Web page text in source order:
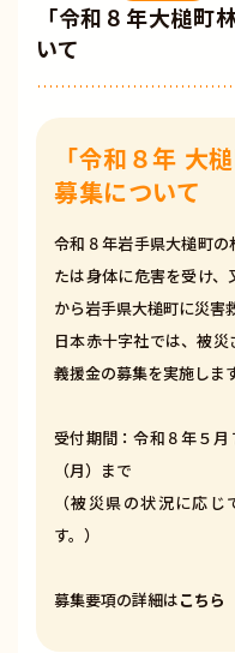
「令和８年大槌町
いて
「令和８年 大
募集について
令和８年岩手県大槌町
たは身体に危害を受け
から岩手県大槌町に災害
日本赤十字社では、被
義援金の募集を実施します
受付期間：令和８年５
（月）まで
（被災県の状況に応
す。）
募集要項の詳細はこちら